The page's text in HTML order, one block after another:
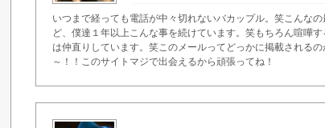
いつまで経っても電話が中々切れないバカップル。笑こんな
ど、僕達１年以上こんな事を続けています。笑もちろん喧嘩
は仲直りしています。笑このメールってどっかに掲載される
～！！このサイトマジで出会えるから頑張ってね！